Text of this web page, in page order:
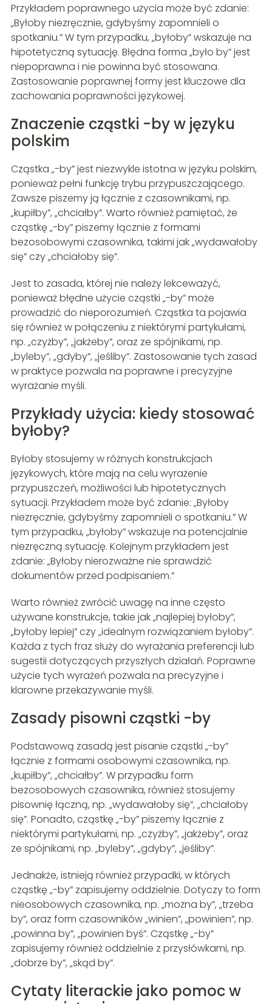
Przykładem poprawnego użycia może być zdanie:
„Byłoby niezręcznie, gdybyśmy zapomnieli o
spotkaniu.” W tym przypadku, „byłoby” wskazuje na
hipotetyczną sytuację. Błędna forma „było by” jest
niepoprawna i nie powinna być stosowana.
Zastosowanie poprawnej formy jest kluczowe dla
zachowania poprawności językowej.
Znaczenie cząstki -by w języku
polskim
Cząstka „-by” jest niezwykle istotna w języku polskim,
ponieważ pełni funkcję trybu przypuszczającego.
Zawsze piszemy ją łącznie z czasownikami, np.
„kupiłby”, „chciałby”. Warto również pamiętać, że
cząstkę „-by” piszemy łącznie z formami
bezosobowymi czasownika, takimi jak „wydawałoby
się” czy „chciałoby się”.
Jest to zasada, której nie należy lekceważyć,
ponieważ błędne użycie cząstki „-by” może
prowadzić do nieporozumień. Cząstka ta pojawia
się również w połączeniu z niektórymi partykułami,
np. „czyżby”, „jakżeby”, oraz ze spójnikami, np.
„byleby”, „gdyby”, „jeśliby”. Zastosowanie tych zasad
w praktyce pozwala na poprawne i precyzyjne
wyrażanie myśli.
Przykłady użycia: kiedy stosować
byłoby?
Byłoby stosujemy w różnych konstrukcjach
językowych, które mają na celu wyrażenie
przypuszczeń, możliwości lub hipotetycznych
sytuacji. Przykładem może być zdanie: „Byłoby
niezręcznie, gdybyśmy zapomnieli o spotkaniu.” W
tym przypadku, „byłoby” wskazuje na potencjalnie
niezręczną sytuację. Kolejnym przykładem jest
zdanie: „Byłoby nierozważne nie sprawdzić
dokumentów przed podpisaniem.”
Warto również zwrócić uwagę na inne często
używane konstrukcje, takie jak „najlepiej byłoby”,
„byłoby lepiej” czy „idealnym rozwiązaniem byłoby”.
Każda z tych fraz służy do wyrażania preferencji lub
sugestii dotyczących przyszłych działań. Poprawne
użycie tych wyrażeń pozwala na precyzyjne i
klarowne przekazywanie myśli.
Zasady pisowni cząstki -by
Podstawową zasadą jest pisanie cząstki „-by”
łącznie z formami osobowymi czasownika, np.
„kupiłby”, „chciałby”. W przypadku form
bezosobowych czasownika, również stosujemy
pisownię łączną, np. „wydawałoby się”, „chciałoby
się”. Ponadto, cząstkę „-by” piszemy łącznie z
niektórymi partykułami, np. „czyżby”, „jakżeby”, oraz
ze spójnikami, np. „byleby”, „gdyby”, „jeśliby”.
Jednakże, istnieją również przypadki, w których
cząstkę „-by” zapisujemy oddzielnie. Dotyczy to form
nieosobowych czasownika, np. „można by”, „trzeba
by”, oraz form czasowników „winien”, „powinien”, np.
„powinna by”, „powinien byś”. Cząstkę „-by”
zapisujemy również oddzielnie z przysłówkami, np.
„dobrze by”, „skąd by”.
Cytaty literackie jako pomoc w